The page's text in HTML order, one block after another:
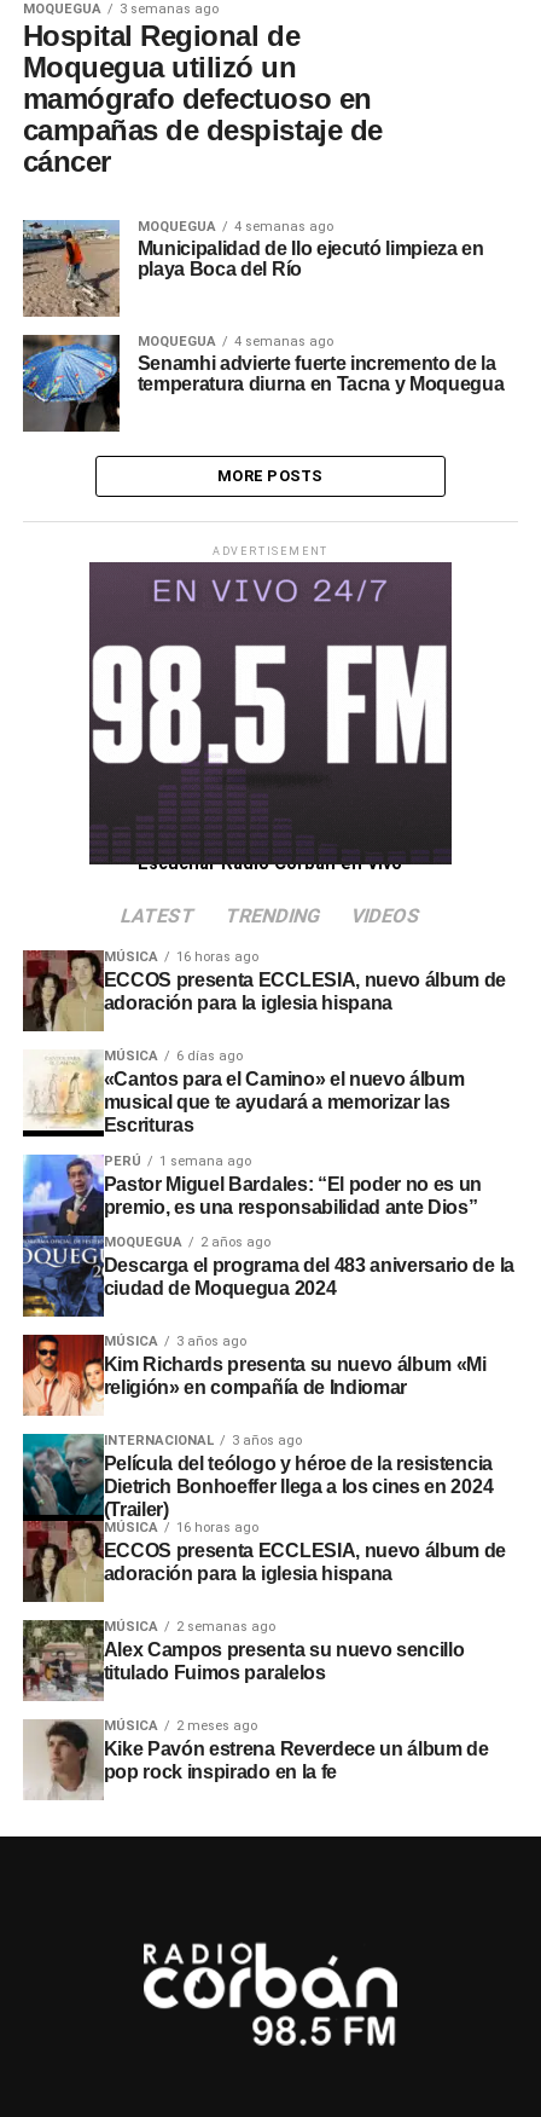
MOQUEGUA 3 semanas ago
Hospital Regional de
Moquegua utilizó un
mamógrafo defectuoso en
campañas de despistaje de
cáncer
MOQUEGUA 4 semanas ago
Municipalidad de Ilo ejecutó limpieza en
playa Boca del Río
MOQUEGUA 4 semanas ago
Senamhi advierte fuerte incremento de la
temperatura diurna en Tacna y Moquegua
MORE POSTS
ADVERTISEMENT
Escuchar Radio Corban en Vivo
LATEST TRENDING VIDEOS
MÚSICA 16 horas ago
ECCOS presenta ECCLESIA, nuevo álbum de
adoración para la iglesia hispana
MÚSICA 6 días ago
«Cantos para el Camino» el nuevo álbum
musical que te ayudará a memorizar las
Escrituras
PERÚ 1 semana ago
Pastor Miguel Bardales: “El poder no es un
premio, es una responsabilidad ante Dios”
MOQUEGUA 2 años ago
Descarga el programa del 483 aniversario de la
ciudad de Moquegua 2024
MÚSICA 3 años ago
Kim Richards presenta su nuevo álbum «Mi
religión» en compañía de Indiomar
INTERNACIONAL 3 años ago
Película del teólogo y héroe de la resistencia
Dietrich Bonhoeffer llega a los cines en 2024
(Trailer)
MÚSICA 16 horas ago
ECCOS presenta ECCLESIA, nuevo álbum de
adoración para la iglesia hispana
MÚSICA 2 semanas ago
Alex Campos presenta su nuevo sencillo
titulado Fuimos paralelos
MÚSICA 2 meses ago
Kike Pavón estrena Reverdece un álbum de
pop rock inspirado en la fe